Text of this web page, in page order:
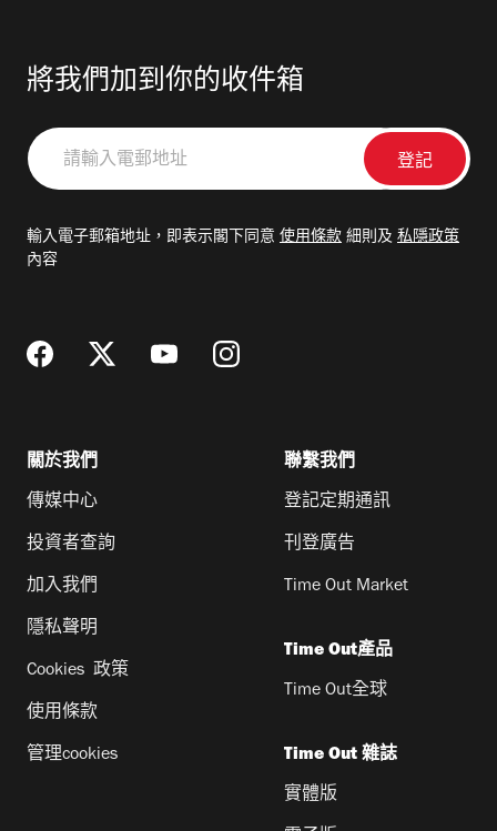
將我們加到你的收件箱
請
輸
郵
輸入電子郵箱地址，即表示閣下同意 使用條款 細則及 私隱政策
內容
關於我們
傳媒中心
投資者查詢
加入我們
隱私聲明
Cookies 政策
使用條款
管理cookies
聯繫我們
登記定期通訊
刊登廣告
Time Out Market
Time Out產品
Time Out全球
Time Out 雜誌
實體版